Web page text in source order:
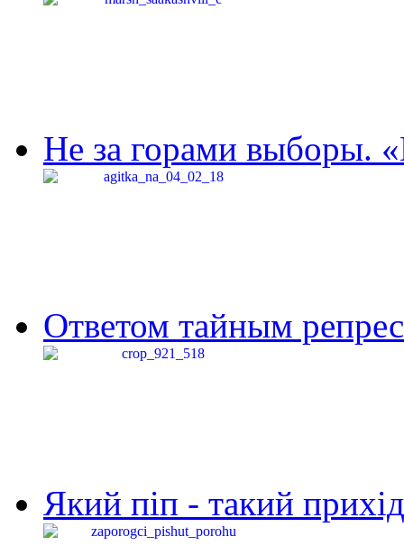
Не за горами выборы.
Ответом тайным
Який піп - такий